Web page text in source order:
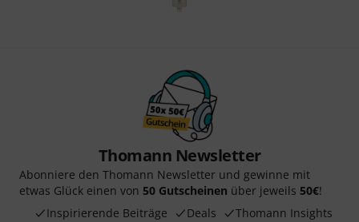
Thomann Newsletter
Abonniere den Thomann Newsletter und gewinne mit
etwas Glück einen von 50 Gutscheinen über jeweils 50€!
Inspirierende Beiträge
Deals Thomann Insights